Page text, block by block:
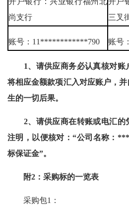
尚支行
三叉
账号：11************790 账号
1、请供应商务必认真核对账
将相应金额款项汇入对应账户，
生的一切后果。
2、请供应商在转账或电汇
注明，以便核对：“公司名称：
标保证金”。
附2：采购标的一览表
采购包1：